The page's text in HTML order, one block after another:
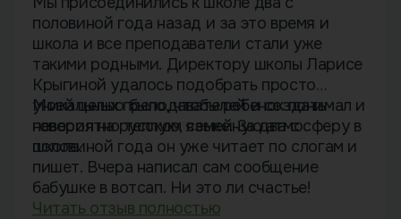
половиной года назад и за это время и
школа и все преподаватели стали уже
такими родными. Директору школы Ларисе
Крыгиной удалось подобрать просто
уникальных преподавателей и создать
невероятно теплую, семейную атмосферу в
школе.
Моей целью было, чтобы ребенок понимал и
говорил на русском языке. За два с
половиной года он уже читает по слогам и
пишет. Вчера написал сам сообщение
бабушке в вотсап. Ни это ли счастье!
Читать отзыв полностью